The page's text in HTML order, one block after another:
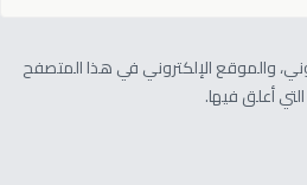
والموقع الإلكتروني في هذا المتصفح
أعلق فيها.